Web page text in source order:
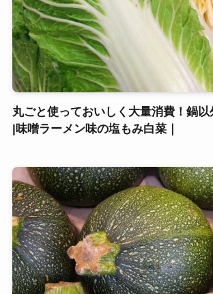
丸ごと使っておいしく大量消費！鍋
|味噌ラーメン味の塩もみ白菜｜